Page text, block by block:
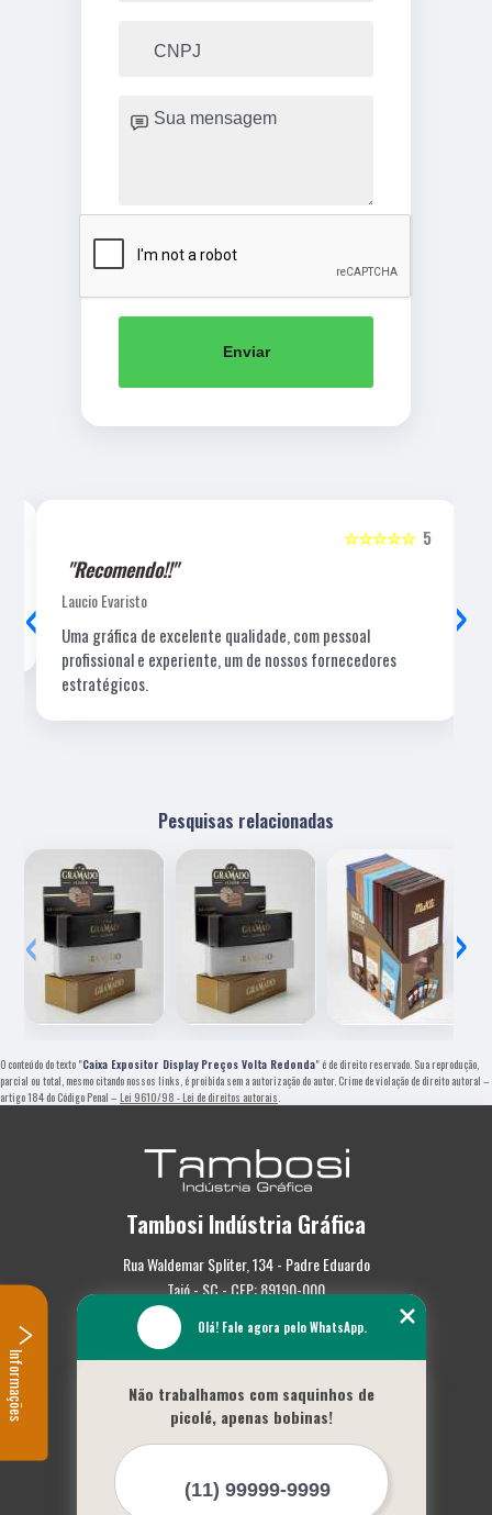
Enviar
5
☆☆☆☆☆
"Recomendo!!"
Laucio Evaristo
Uma gráfica de excelente qualidade, com pessoal
profissional e experiente, um de nossos fornecedores
estratégicos.
‹ ›
Pesquisas relacionadas
‹ ›
O conteúdo do texto "Caixa Expositor Display Preços Volta Redonda" é de direito reservado. Sua reprodução,
parcial ou total, mesmo citando nossos links, é proibida sem a autorização do autor. Crime de violação de direito autoral –
artigo 184 do Código Penal – Lei 9610/98 - Lei de direitos autorais
Tambosi Indústria Gráfica
Rua Waldemar Spliter, 134 - Padre Eduardo
Taió - SC - CEP: 89190-000
(47) 3562-0587
Empresa
Missão
Serviços
Mapa do site
Olá! Fale agora pelo WhatsApp.
Não trabalhamos com saquinhos de
picolé, apenas bobinas!
Informações